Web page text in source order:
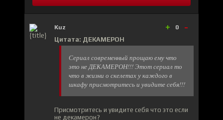
Kuz + 0 -
Цитата: ДЕКАМЕРОН
Сериал современный прощаю ему что
это не ДЕКАМЕРОН!!! Этот сериал то
что в жизни о скелетах у каждого в
шкафу присмотритесь и увидите себя!!!
Присмотритесь и увидите себя что это если
не декамерон?